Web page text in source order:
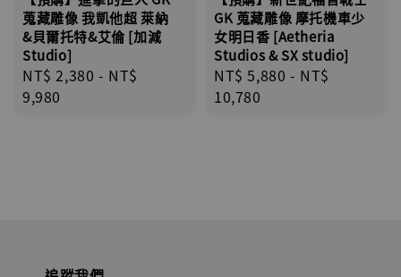
蒐藏雕像 我凱他超 萊納
&貝爾托特&艾倫 [加減
Studio]
Regular
price
NT$ 2,380 - NT$
9,980
GK 蒐藏雕像 摩托機車少
女明日香 [Aetheria
Studios & SX studio]
Regular
price
NT$ 5,880 - NT$
10,780